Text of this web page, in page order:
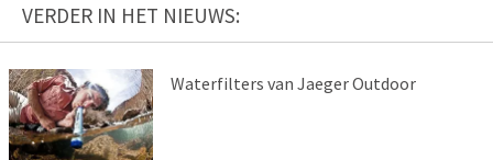
VERDER IN HET NIEUWS:
Waterfilters van Jaeger Outdoor